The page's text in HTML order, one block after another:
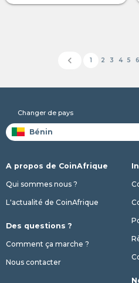
chevron_left 1 2 3 4 5 6
Changer de pays
A propos de CoinAfrique
Qui sommes nous ?
L'actualité de CoinAfrique
Des questions ?
Comment ça marche ?
Nous contacter